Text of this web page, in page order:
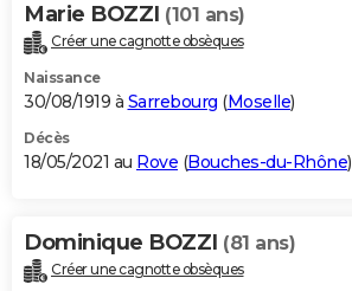
Marie BOZZI (101 ans)
Créer une cagnotte obsèques
Naissance
30/08/1919 à Sarrebourg (Moselle)
Décès
18/05/2021 au Rove (Bouches-du-Rhône)
Dominique BOZZI (81 ans)
Créer une cagnotte obsèques